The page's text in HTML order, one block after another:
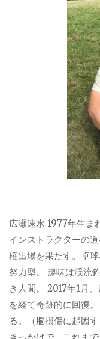
広瀬速水 1977年生ま
インストラクターの
権出場を果たす。卓
努力型。 趣味は渓流
き人間。 2017年1月
を経て奇跡的に回復
る。（脳損傷に起因